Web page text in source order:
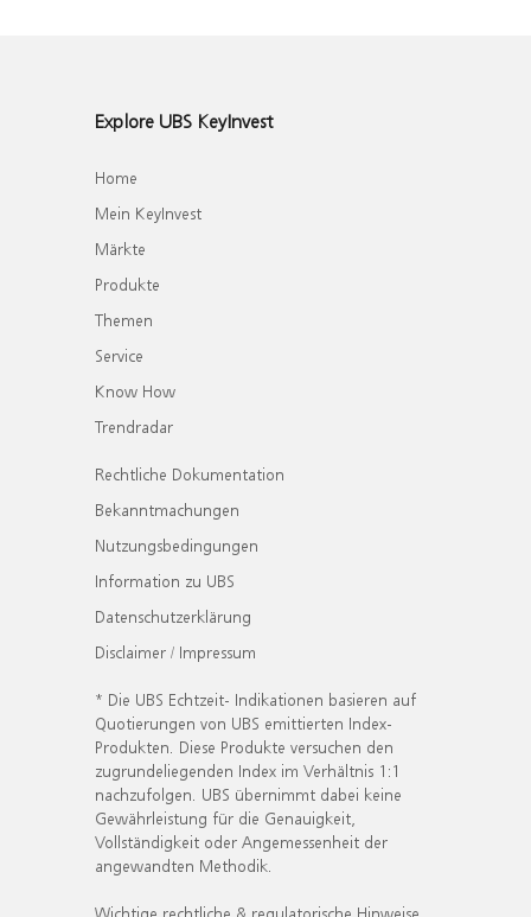
Explore UBS KeyInvest
Home
Mein KeyInvest
Märkte
Produkte
Themen
Service
Know How
Trendradar
Rechtliche Dokumentation
Bekanntmachungen
Nutzungsbedingungen
Information zu UBS
Datenschutzerklärung
Disclaimer / Impressum
* Die UBS Echtzeit- Indikationen basieren auf
Quotierungen von UBS emittierten Index-
Produkten. Diese Produkte versuchen den
zugrundeliegenden Index im Verhältnis 1:1
nachzufolgen. UBS übernimmt dabei keine
Gewährleistung für die Genauigkeit,
Vollständigkeit oder Angemessenheit der
angewandten Methodik.